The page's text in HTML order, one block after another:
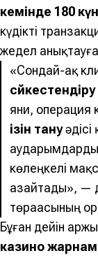
кемінде 180 күн
күдікті
жедел
«Сондай-ақ
яғни, операция
ізін тану
көлеңкелі
азайтады», —
төрағасының
Бұған дейін
казино